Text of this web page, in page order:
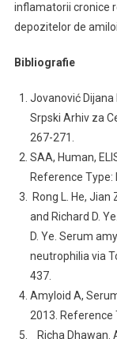
inflamatorii cronice
depozitelor de
Bibliografie
Jovanović Dijana
Srpski Arhiv za
267-271.
SAA, Human,
Reference Type:
Rong L. He, Jian
and Richard D.
D. Ye. Serum
neutrophilia via
437.
Amyloid A,
2013. Reference
Richa Dhawan.